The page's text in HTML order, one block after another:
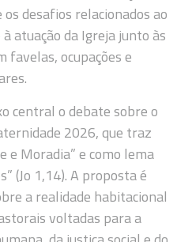
desafios relacionados ao
atuação da Igreja junto às
favelas, ocupações e
central o debate sobre o
2026, que traz
e Moradia” e como lema
(Jo 1,14). A proposta é
a realidade habitacional
voltadas para a